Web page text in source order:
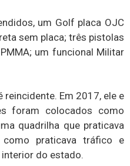
um Golf placa OJC
sem placa; três pistolas
um funcional Militar
reincidente. Em 2017, ele e
foram colocados como
quadrilha que praticava
praticava tráfico e
do estado.